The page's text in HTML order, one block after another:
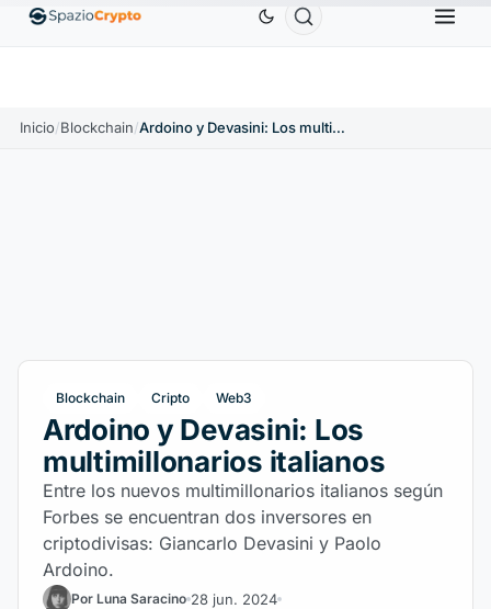
EthereumETH1880,58 US$ Tether USDT ↑0.00% BNB
Inicio/Blockchain/ Ardoino y Devasini: Los multimillonarios italianos
Blockchain Cripto Web3
Ardoino y Devasini: Los
multimillonarios italianos
Entre los nuevos multimillonarios italianos según
Forbes se encuentran dos inversores en
criptodivisas: Giancarlo Devasini y Paolo
Ardoino.
Por Luna Saracino 28 jun. 2024